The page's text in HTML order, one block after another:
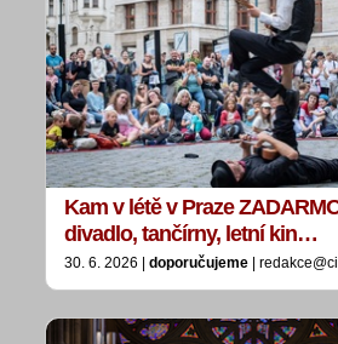
Kam v létě v Praze
divadlo, tančírny, letní kin…
30. 6. 2026 | doporučujeme |